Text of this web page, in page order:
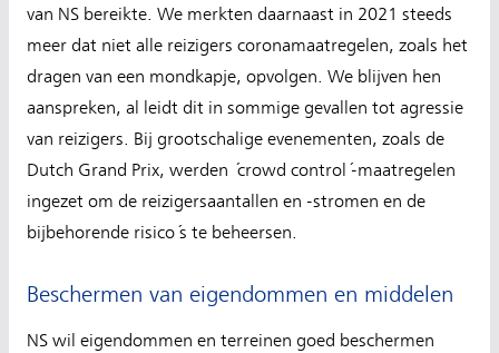
van NS bereikte. We merkten daarnaast in 2021 steeds
meer dat niet alle reizigers coronamaatregelen, zoals het
dragen van een mondkapje, opvolgen. We blijven hen
aanspreken, al leidt dit in sommige gevallen tot agressie
van reizigers. Bij grootschalige evenementen, zoals de
Dutch Grand Prix, werden ´crowd control´-maatregelen
ingezet om de reizigersaantallen en -stromen en de
bijbehorende risico´s te beheersen.
Beschermen van eigendommen en middelen
NS wil eigendommen en terreinen goed beschermen